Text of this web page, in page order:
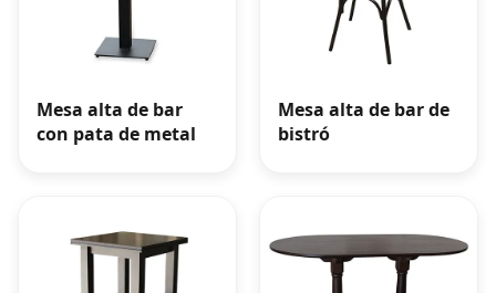
Mesa alta de bar
con pata de metal
Mesa alta de bar de
bistró